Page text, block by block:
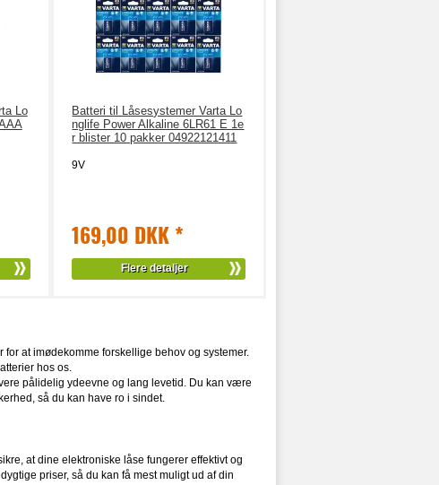
Lo
Batteri til Låsesystemer Varta Lo
nglife Power Alkaline 6LR61 E 1e
r blister 10 pakker 04922121411
9V
169,00 DKK *
Flere detaljer
at imødekomme forskellige behov og systemer.
hos os.
pålidelig ydeevne og lang levetid. Du kan være
så du kan have ro i sindet.
at dine elektroniske låse fungerer effektivt og
priser, så du kan få mest muligt ud af din